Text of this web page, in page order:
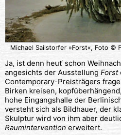
Michael Sailstorfer »Forst«, Foto ©
Ja, ist denn heut‘ schon
angesichts der Ausstellung Forst
Contemporary-Preisträgers
Birken kreisen,
hohe Eingangshalle der
versteht sich als Bildhauer, der
Skulptur wird von ihm aber
Raumintervention erweitert.